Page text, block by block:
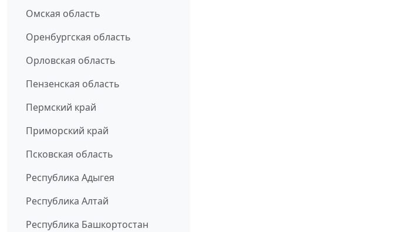
Омская область
Оренбургская область
Орловская область
Пензенская область
Пермский край
Приморский край
Псковская область
Республика Адыгея
Республика Алтай
Республика Башкортостан